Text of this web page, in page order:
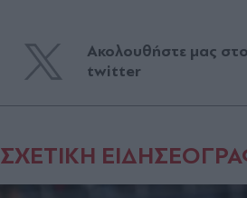
Ακολουθήστε μας στο
twitter
ΣΧΕΤΙΚΗ